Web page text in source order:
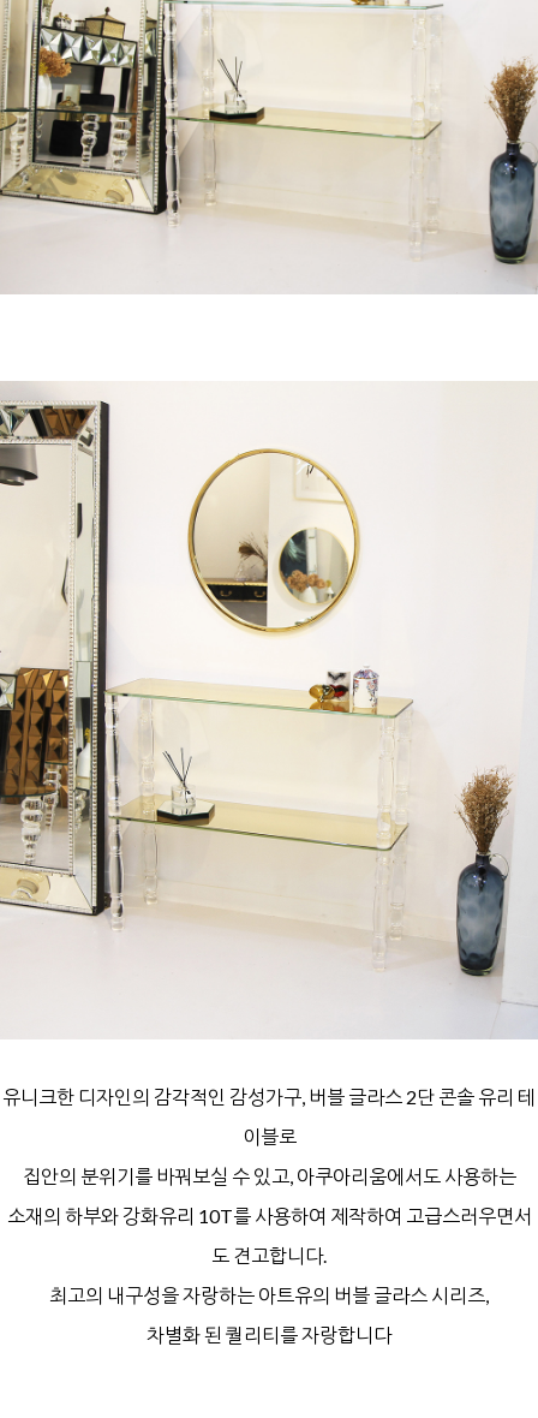
유니크한 디자인의 감각적인 감성가구, 버블 글라스 2단 콘솔 유리 테
이블로
집안의 분위기를 바꿔보실 수 있고, 아쿠아리움에서도 사용하는
소재의 하부와 강화유리 10T를 사용하여 제작하여 고급스러우면서
도 견고합니다.
최고의 내구성을 자랑하는 아트유의 버블 글라스 시리즈,
차별화 된 퀄리티를 자랑합니다